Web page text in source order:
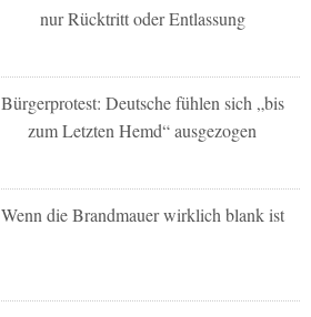
nur Rücktritt oder Entlassung
Bürgerprotest: Deutsche fühlen sich „bis
zum Letzten Hemd“ ausgezogen
Wenn die Brandmauer wirklich blank ist